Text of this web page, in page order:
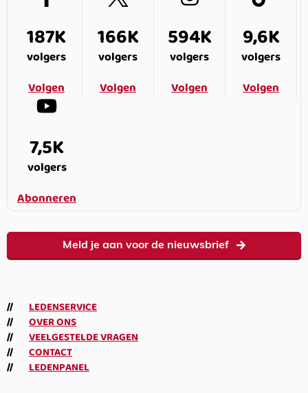
187K
volgers
Volgen
166K
volgers
Volgen
594K
volgers
Volgen
9,6K
volgers
Volgen
7,5K
volgers
Abonneren
Meld je aan voor de nieuwsbrief
LEDENSERVICE
OVER ONS
VEELGESTELDE VRAGEN
CONTACT
LEDENPANEL